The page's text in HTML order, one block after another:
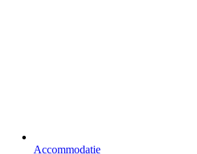
Accommodatie